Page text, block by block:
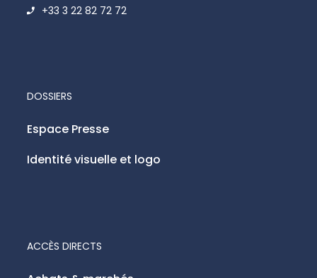
+33 3 22 82 72 72
ACCÈS DIRECTS
DOSSIERS
Espace Presse
Identité visuelle et logo